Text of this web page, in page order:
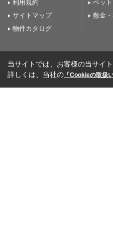
利用規約
サイトマップ
物件カタログ
ペッ
敷金
当サイトでは、お客様の当サイ
詳しくは、当社の 「Cookieの取扱